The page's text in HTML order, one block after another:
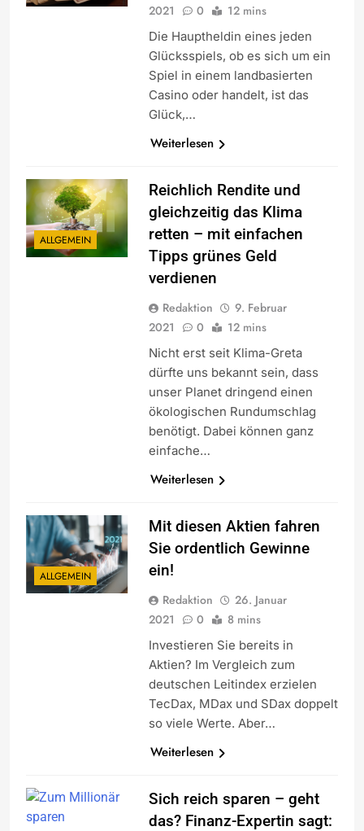
2021
0 12 mins
Die Hauptheldin eines jeden
Glücksspiels, ob es sich um ein
Spiel in einem landbasierten
Casino oder handelt, ist das
Glück,…
Weiterlesen
ALLGEMEIN
Reichlich Rendite und
gleichzeitig das Klima
retten – mit einfachen
Tipps grünes Geld
verdienen
Redaktion
9. Februar
2021
0 12 mins
Nicht erst seit Klima-Greta
dürfte uns bekannt sein, dass
unser Planet dringend einen
ökologischen Rundumschlag
benötigt. Dabei können ganz
einfache…
Weiterlesen
ALLGEMEIN
Mit diesen Aktien fahren
Sie ordentlich Gewinne
ein!
Redaktion
26. Januar
2021
0 8 mins
Investieren Sie bereits in
Aktien? Im Vergleich zum
deutschen Leitindex erzielen
TecDax, MDax und SDax doppelt
so viele Werte. Aber…
Weiterlesen
Sich reich sparen – geht
das? Finanz-Expertin sagt: